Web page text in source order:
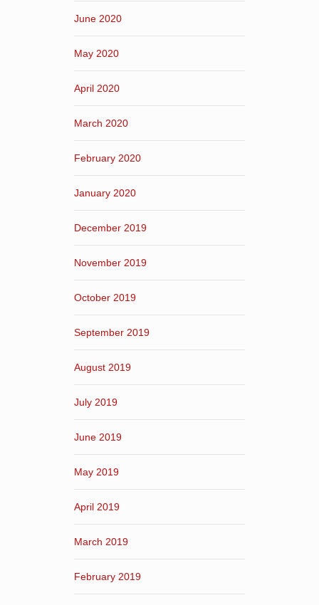
June 2020
May 2020
April 2020
March 2020
February 2020
January 2020
December 2019
November 2019
October 2019
September 2019
August 2019
July 2019
June 2019
May 2019
April 2019
March 2019
February 2019